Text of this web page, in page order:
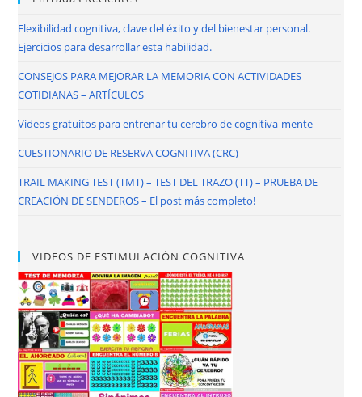
Flexibilidad cognitiva, clave del éxito y del bienestar personal.
Ejercicios para desarrollar esta habilidad.
CONSEJOS PARA MEJORAR LA MEMORIA CON ACTIVIDADES
COTIDIANAS – ARTÍCULOS
Videos gratuitos para entrenar tu cerebro de cognitiva-mente
CUESTIONARIO DE RESERVA COGNITIVA (CRC)
TRAIL MAKING TEST (TMT) – TEST DEL TRAZO (TT) – PRUEBA DE
CREACIÓN DE SENDEROS – El post más completo!
VIDEOS DE ESTIMULACIÓN COGNITIVA